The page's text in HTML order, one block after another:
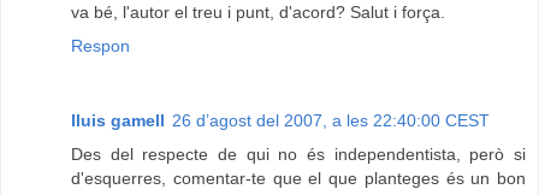
va bé, l'autor el treu i punt, d'acord? Salut i força.
Respon
lluis gamell 26 d’agost del 2007, a les 22:40:00 CEST
Des del respecte de qui no és independentista, però si
d'esquerres, comentar-te que el que planteges és un bon